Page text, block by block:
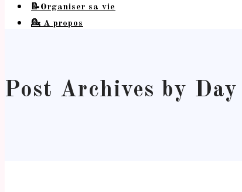
📝Organiser sa vie
💁 A propos
Post Archives by Day